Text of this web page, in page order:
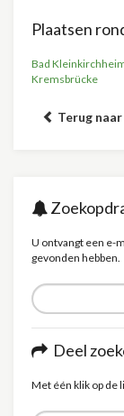
Plaatsen
Bad
Kremsbrücke
Terug
U ontvangt een e-
gevonden hebben.
Deel
Met één klik op de